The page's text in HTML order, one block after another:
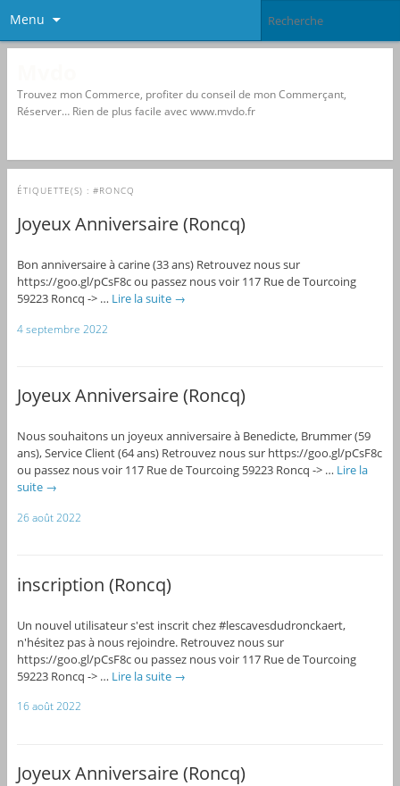
Menu
Trouvez mon Commerce, profiter du conseil de mon Commerçant,
Réserver… Rien de plus facile avec www.mvdo.fr
ÉTIQUETTE(S) : #RONCQ
Joyeux Anniversaire (Roncq)
Bon anniversaire à carine (33 ans) Retrouvez nous sur
https://goo.gl/pCsF8c ou passez nous voir 117 Rue de Tourcoing
59223 Roncq -> … Lire la suite →
4 septembre 2022
Joyeux Anniversaire (Roncq)
Nous souhaitons un joyeux anniversaire à Benedicte, Brummer (59
ans), Service Client (64 ans) Retrouvez nous sur https://goo.gl/pCsF8c
ou passez nous voir 117 Rue de Tourcoing 59223 Roncq -> … Lire la
suite →
26 août 2022
inscription (Roncq)
Un nouvel utilisateur s'est inscrit chez #lescavesdudronckaert,
n'hésitez pas à nous rejoindre. Retrouvez nous sur
https://goo.gl/pCsF8c ou passez nous voir 117 Rue de Tourcoing
59223 Roncq -> … Lire la suite →
16 août 2022
Joyeux Anniversaire (Roncq)